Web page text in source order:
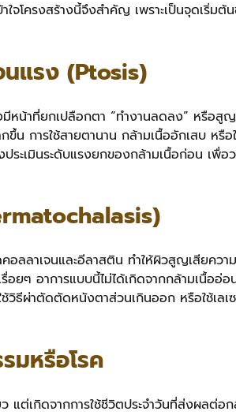
จโครงสร้างนี้จึงสำคัญ เพราะเป็นจุดเริ่
แรง (Ptosis)
หน้าที่ยกเปลือกตา “ทำงานลดลง” หรือสู
การใช้สายตานาน กล้ามเนื้ออักเสบ หรือ
ะเมินระดับแรงยกของกล้ามเนื้อก่อน เพื่
อลลาเจนและอีลาสติน ทำให้ผิวสูญเสียค
ๆ อาการแบบนี้ไม่ได้เกิดจากกล้ามเนื้ออ่
ผ่าตัดตัดหนังตาส่วนเกินออก หรือใช้เล
มหรือโรค
แต่เกิดจากการใช้ชีวิตประจำวันที่ส่งผลต่